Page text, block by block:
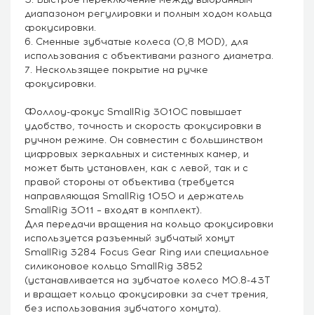
диапазоном регулировки и полным ходом кольца
фокусировки.
6. Сменные зубчатые колеса (0,8 MOD), для
использования с объективами разного диаметра.
7. Нескользящее покрытие на ручке
фокусировки.
Фоллоу-фокус SmallRig 3010С повышает
удобство, точность и скорость фокусировки в
ручном режиме. Он совместим с большинством
цифровых зеркальных и системных камер, и
может быть установлен, как с левой, так и с
правой стороны от объектива (требуется
направляющая SmallRig 1050 и держатель
SmallRig 3011 – входят в комплект).
Для передачи вращения на кольцо фокусировки
используется разъемный зубчатый хомут
SmallRig 3284 Focus Gear Ring или специальное
силиконовое кольцо SmallRig 3852
(устанавливается на зубчатое колесо M0.8-43T
и вращает кольцо фокусировки за счет трения,
без использования зубчатого хомута).